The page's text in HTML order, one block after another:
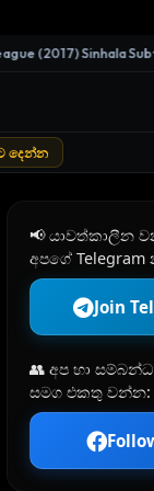
(2017) Sinhala
දෙන්න
📢 යාවත්කාලීන
අපගේ
Join
👥 අප හා
සමග එකතු වන්න: